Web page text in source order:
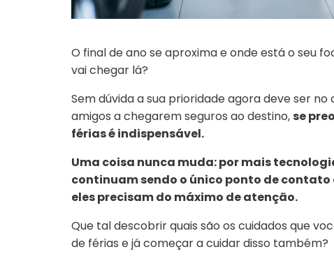
O final de ano se aproxima e onde está o seu
vai chegar lá?
Sem dúvida a sua prioridade agora deve ser
amigos a chegarem seguros ao destino, se
férias é indispensável.
Uma coisa nunca muda: por mais
continuam sendo o único ponto de contato
eles precisam do máximo de atenção.
Que tal descobrir quais são os cuidados que
de férias e já começar a cuidar disso também?